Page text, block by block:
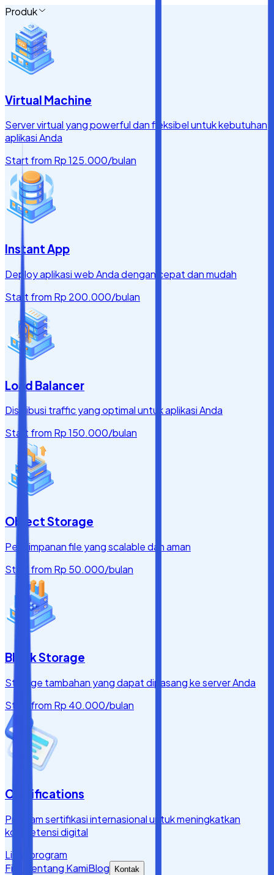
Produk
Virtual Machine
Server virtual yang powerful dan fleksibel untuk kebutuhan
aplikasi Anda
Start from Rp 125.000/bulan
Instant App
Deploy aplikasi web Anda dengan cepat dan mudah
Start from Rp 200.000/bulan
Load Balancer
Distribusi traffic yang optimal untuk aplikasi Anda
Start from Rp 150.000/bulan
Object Storage
Penyimpanan file yang scalable dan aman
Start from Rp 50.000/bulan
Block Storage
Storage tambahan yang dapat dipasang ke server Anda
Start from Rp 40.000/bulan
Certifications
Program sertifikasi internasional untuk meningkatkan
kompetensi digital
Lihat program
Fitur
Tentang KamiBlog Kontak